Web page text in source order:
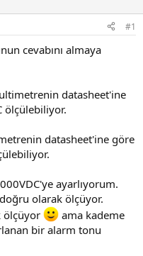
#1
cevabını almaya
datasheet'ine
ölçülebiliyor.
datasheet'ine göre
ayarlıyorum.
olarak ölçüyor.
ölçüyor
ama kademe
bir alarm tonu